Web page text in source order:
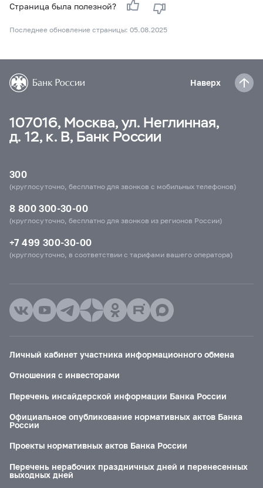
Страница была полезной?
Последнее обновление страницы: 05.08.2025
Наверх
107016, Москва, ул. Неглинная,
д. 12, к. В, Банк России
300
(круглосуточно, бесплатно для звонков с мобильных телефонов)
8 800 300-30-00
(круглосуточно, бесплатно для звонков из регионов России)
+7 499 300-30-00
(круглосуточно, в соответствии с тарифами вашего оператора)
Личный кабинет участника информационного обмена
Отношения с инвесторами
Перечень инсайдерской информации Банка России
Официальное опубликование нормативных актов Банка
России
Проекты нормативных актов Банка России
Перечень нерабочих праздничных дней и перенесенных
выходных дней